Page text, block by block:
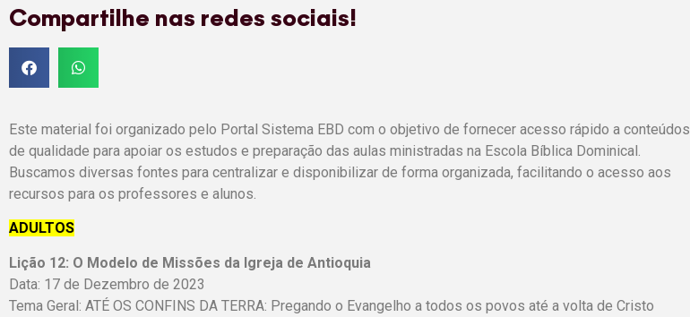
Compartilhe nas redes sociais!
Este material foi organizado pelo Portal Sistema EBD com o objetivo de fornecer acesso rápido a conteúdos
de qualidade para apoiar os estudos e preparação das aulas ministradas na Escola Bíblica Dominical.
Buscamos diversas fontes para centralizar e disponibilizar de forma organizada, facilitando o acesso aos
recursos para os professores e alunos.
ADULTOS
Lição 12: O Modelo de Missões da Igreja de Antioquia
Data: 17 de Dezembro de 2023
Tema Geral: ATÉ OS CONFINS DA TERRA: Pregando o Evangelho a todos os povos até a volta de Cristo